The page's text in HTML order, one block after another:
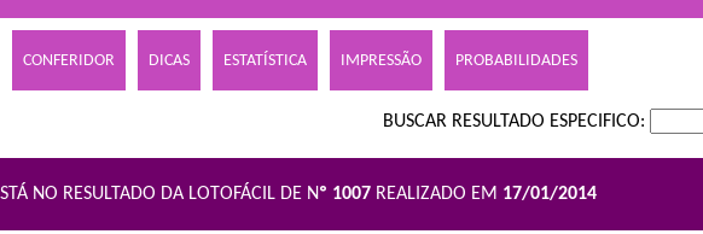
CONFERIDOR DICAS ESTATÍSTICA IMPRESSÃO PROBABILIDADES
BUSCAR RESULTADO ESPECIFICO:
NO RESULTADO DA LOTOFÁCIL DE Nº 1007 REALIZADO EM 17/01/2014